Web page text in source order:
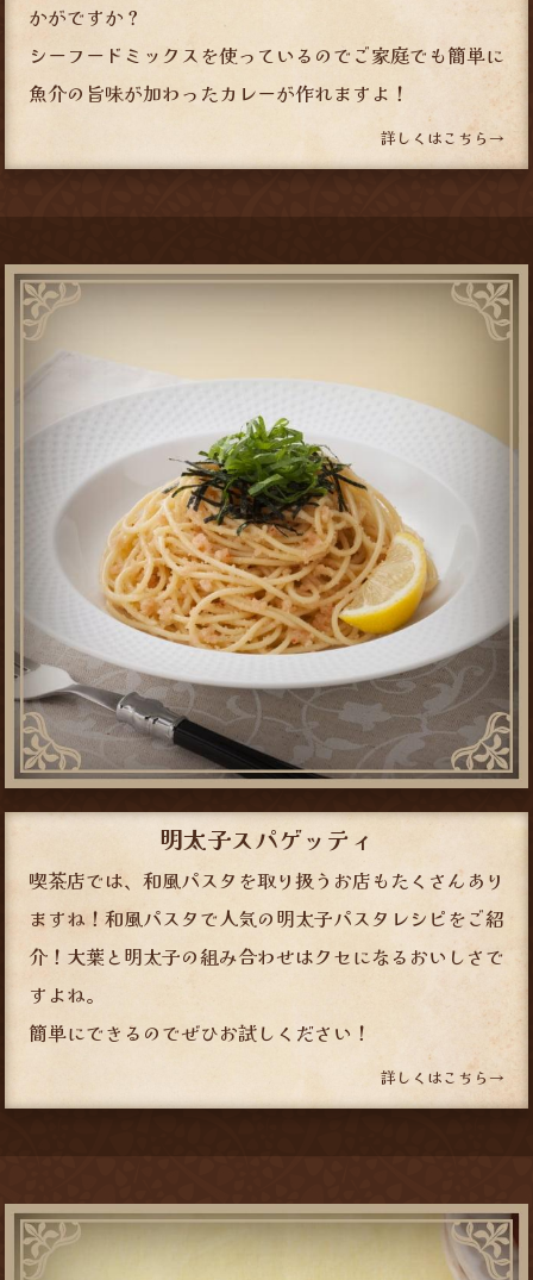
かがですか？
シーフードミックスを使っているのでご家庭でも簡単に
魚介の旨味が加わったカレーが作れますよ！
詳しくはこちら→
明太子スパゲッティ
喫茶店では、和風パスタを取り扱うお店もたくさんあり
ますね！和風パスタで人気の明太子パスタレシピをご紹
介！大葉と明太子の組み合わせはクセになるおいしさで
すよね。
簡単にできるのでぜひお試しください！
詳しくはこちら→